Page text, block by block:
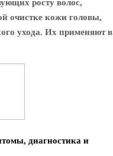
росту волос,
очистке кожи головы,
ухода. Их применяют в
диагностика и